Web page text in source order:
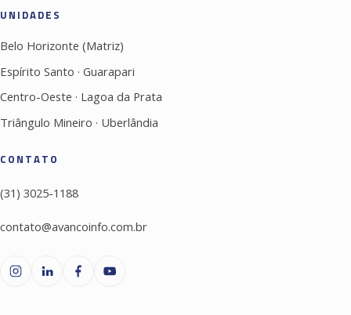
UNIDADES
Belo Horizonte (Matriz)
Espírito Santo · Guarapari
Centro-Oeste · Lagoa da Prata
Triângulo Mineiro · Uberlândia
CONTATO
(31) 3025-1188
contato@avancoinfo.com.br